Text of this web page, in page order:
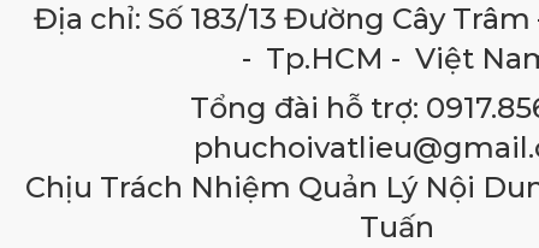
Địa chỉ: Số 183/13 Đường Cây Trâm
- Tp.HCM - Việt
Tổng đài hỗ trợ:
Chịu Trách Nhiệm Quản Lý Nội
Tuấn